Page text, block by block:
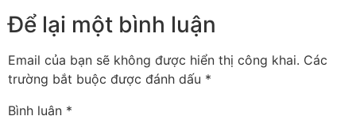
Để lại một bình luận
Email của bạn sẽ không được hiển thị công khai. Các
trường bắt buộc được đánh dấu *
Bình luận *